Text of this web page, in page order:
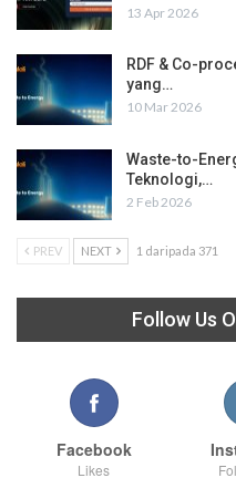
13 Apr 2026
RDF & Co-
yang…
10 Mar 2026
Waste-to-
Teknologi,…
2 Feb 2026
PREV NEXT 1 daripada 371
Follow Us
Facebook
Likes